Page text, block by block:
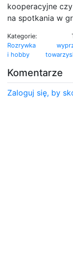
kooperacyjne
na spotkania w
Kategorie:
Rozrywka
i hobby
Komentarze
Zaloguj się, by